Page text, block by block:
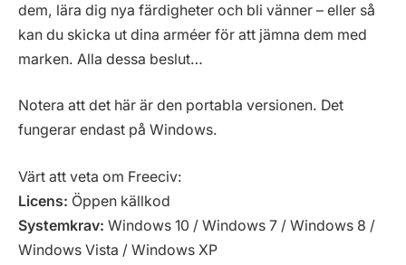
dem, lära dig nya färdigheter och bli vänner – eller så
kan du skicka ut dina arméer för att jämna dem med
marken. Alla dessa beslut…
Notera att det här är den portabla versionen. Det
fungerar endast på Windows.
Värt att veta om Freeciv:
Licens: Öppen källkod
Systemkrav: Windows 10 / Windows 7 / Windows 8 /
Windows Vista / Windows XP